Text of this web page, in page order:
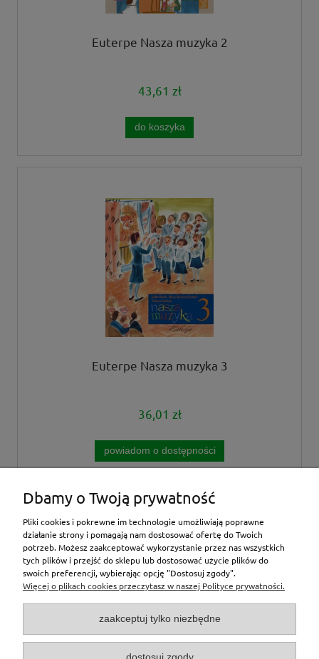
Euterpe Nasza muzyka 2
43,61 zł
do koszyka
Euterpe Nasza muzyka 3
36,01 zł
powiadom o dostępności
« 1 2 3 4 »
inne
Moje konto
O nas
Dbamy o Twoją prywatność
Pliki cookies i pokrewne im technologie umożliwiają poprawne
działanie strony i pomagają nam dostosować ofertę do Twoich
potrzeb. Możesz zaakceptować wykorzystanie przez nas wszystkich
tych plików i przejść do sklepu lub dostosować użycie plików do
swoich preferencji, wybierając opcję "Dostosuj zgody".
Więcej o plikach cookies przeczytasz w naszej Polityce prywatności.
zaakceptuj tylko niezbędne